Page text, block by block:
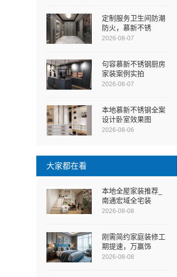
定制服务卫生间防潮
防火，慕新不锈
2026-08-07
句容慕新不锈钢厨房
家装案例实拍
2026-08-07
本地慕新不锈钢全案
设计卧室效果图
2026-08-06
大家都在看
本地全屋家装推荐_
南通宏域全宅装
2026-08-08
刚需简约家庭装修工
期提速，万赢饰
2026-08-08